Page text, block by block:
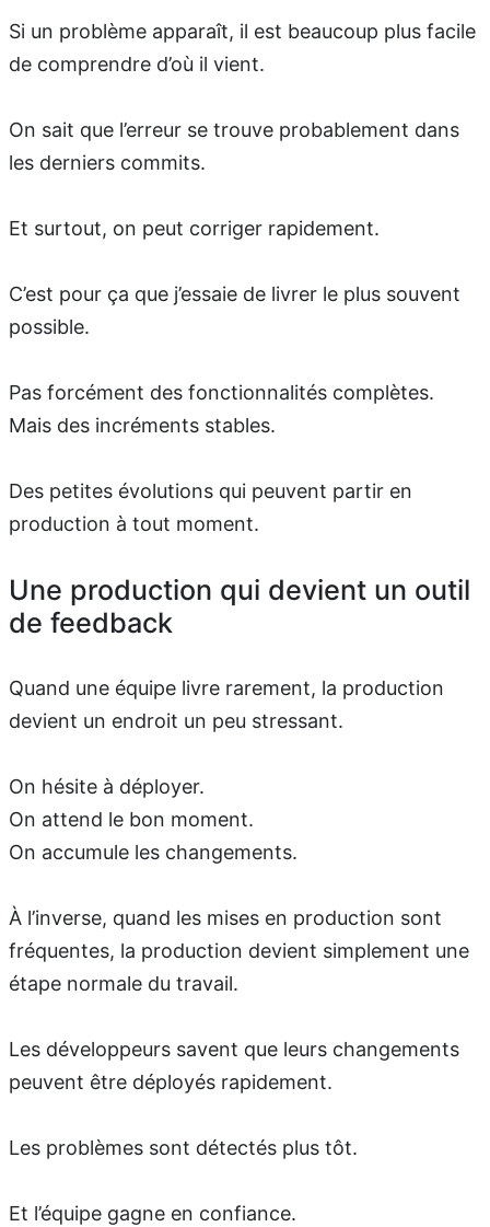
Si un problème apparaît, il est beaucoup plus facile
de comprendre d’où il vient.
On sait que l’erreur se trouve probablement dans
les derniers commits.
Et surtout, on peut corriger rapidement.
C’est pour ça que j’essaie de livrer le plus souvent
possible.
Pas forcément des fonctionnalités complètes.
Mais des incréments stables.
Des petites évolutions qui peuvent partir en
production à tout moment.
Une production qui devient un outil
de feedback
Quand une équipe livre rarement, la production
devient un endroit un peu stressant.
On hésite à déployer.
On attend le bon moment.
On accumule les changements.
À l’inverse, quand les mises en production sont
fréquentes, la production devient simplement une
étape normale du travail.
Les développeurs savent que leurs changements
peuvent être déployés rapidement.
Les problèmes sont détectés plus tôt.
Et l’équipe gagne en confiance.